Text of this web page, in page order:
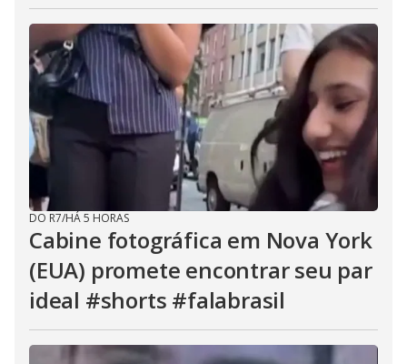
DO R7/HÁ 5 HORAS
Cabine fotográfica em Nova York
(EUA) promete encontrar seu par
ideal #shorts #falabrasil